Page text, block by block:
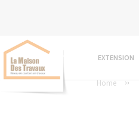
EXTENSION
Home